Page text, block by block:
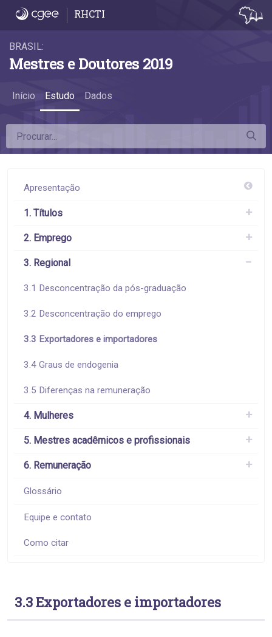
3.3 Exportadores e importadores - 3.3
RHCTI
BRASIL:
Mestres e Doutores 2019
Início Estudo Dados
Apresentação
1. Títulos
2. Emprego
3. Regional
3.1 Desconcentração da pós-graduação
3.2 Desconcentração do emprego
3.3 Exportadores e importadores
3.4 Graus de endogenia
3.5 Diferenças na remuneração
4. Mulheres
5. Mestres acadêmicos e profissionais
6. Remuneração
Glossário
Equipe e contato
Como citar
3.3 Exportadores e importadores